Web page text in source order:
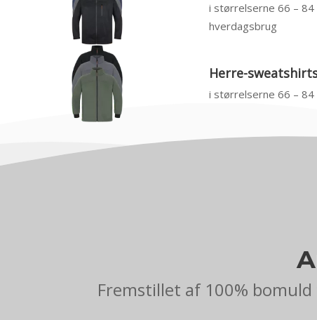
i størrelserne 66 –
hverdagsbrug
Herre-
i størrelserne 66 –
Fremstillet af 100%